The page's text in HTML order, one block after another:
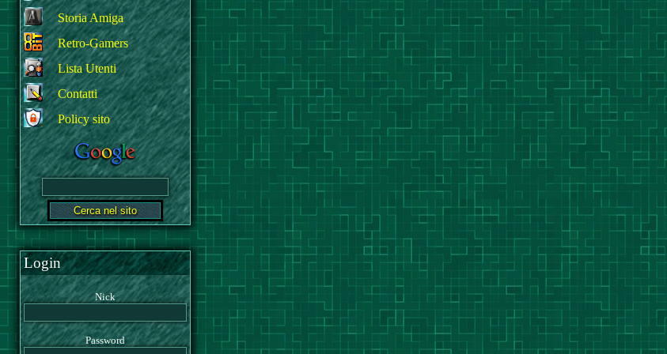
Storia Amiga
Retro-Gamers
Lista Utenti
Contatti
Policy sito
Login
Nick
Password